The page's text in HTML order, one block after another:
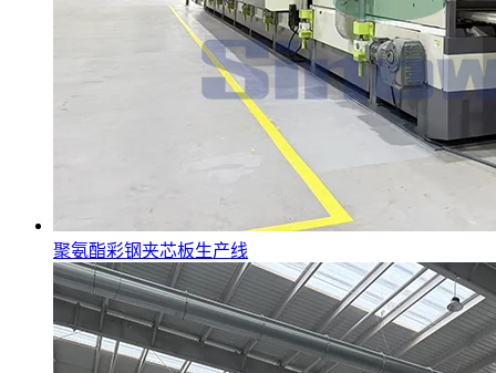
聚氨酯彩钢夹芯板生产线